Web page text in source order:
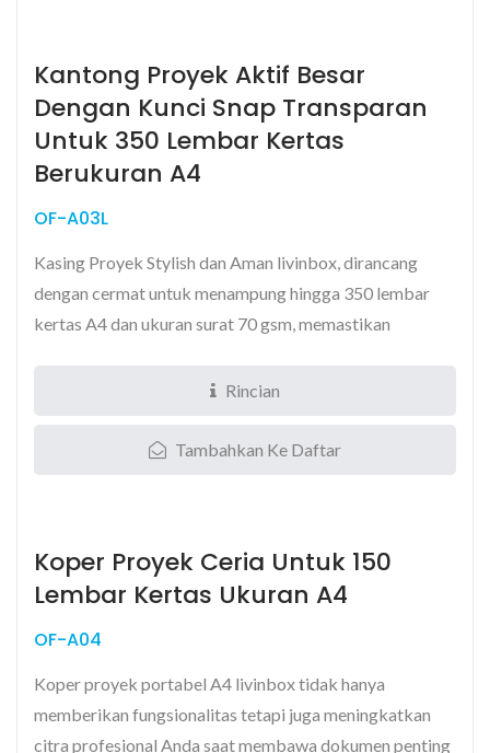
Kantong Proyek Aktif Besar
Dengan Kunci Snap Transparan
Untuk 350 Lembar Kertas
Berukuran A4
OF-A03L
Kasing Proyek Stylish dan Aman livinbox, dirancang
dengan cermat untuk menampung hingga 350 lembar
kertas A4 dan ukuran surat 70 gsm, memastikan
Rincian
Tambahkan Ke Daftar
Koper Proyek Ceria Untuk 150
Lembar Kertas Ukuran A4
OF-A04
Koper proyek portabel A4 livinbox tidak hanya
memberikan fungsionalitas tetapi juga meningkatkan
citra profesional Anda saat membawa dokumen penting